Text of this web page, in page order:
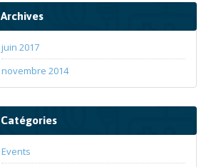
Archives
juin 2017
novembre 2014
Catégories
Events